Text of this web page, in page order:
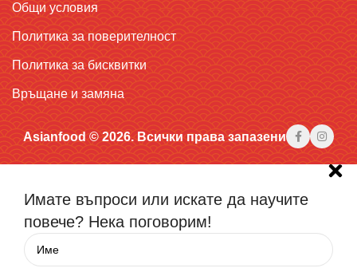
Общи условия
Политика за поверителност
Политика за бисквитки
Връщане и замяна
Asianfood © 2026. Всички права запазени
Имате въпроси или искате да научите
повече? Нека поговорим!